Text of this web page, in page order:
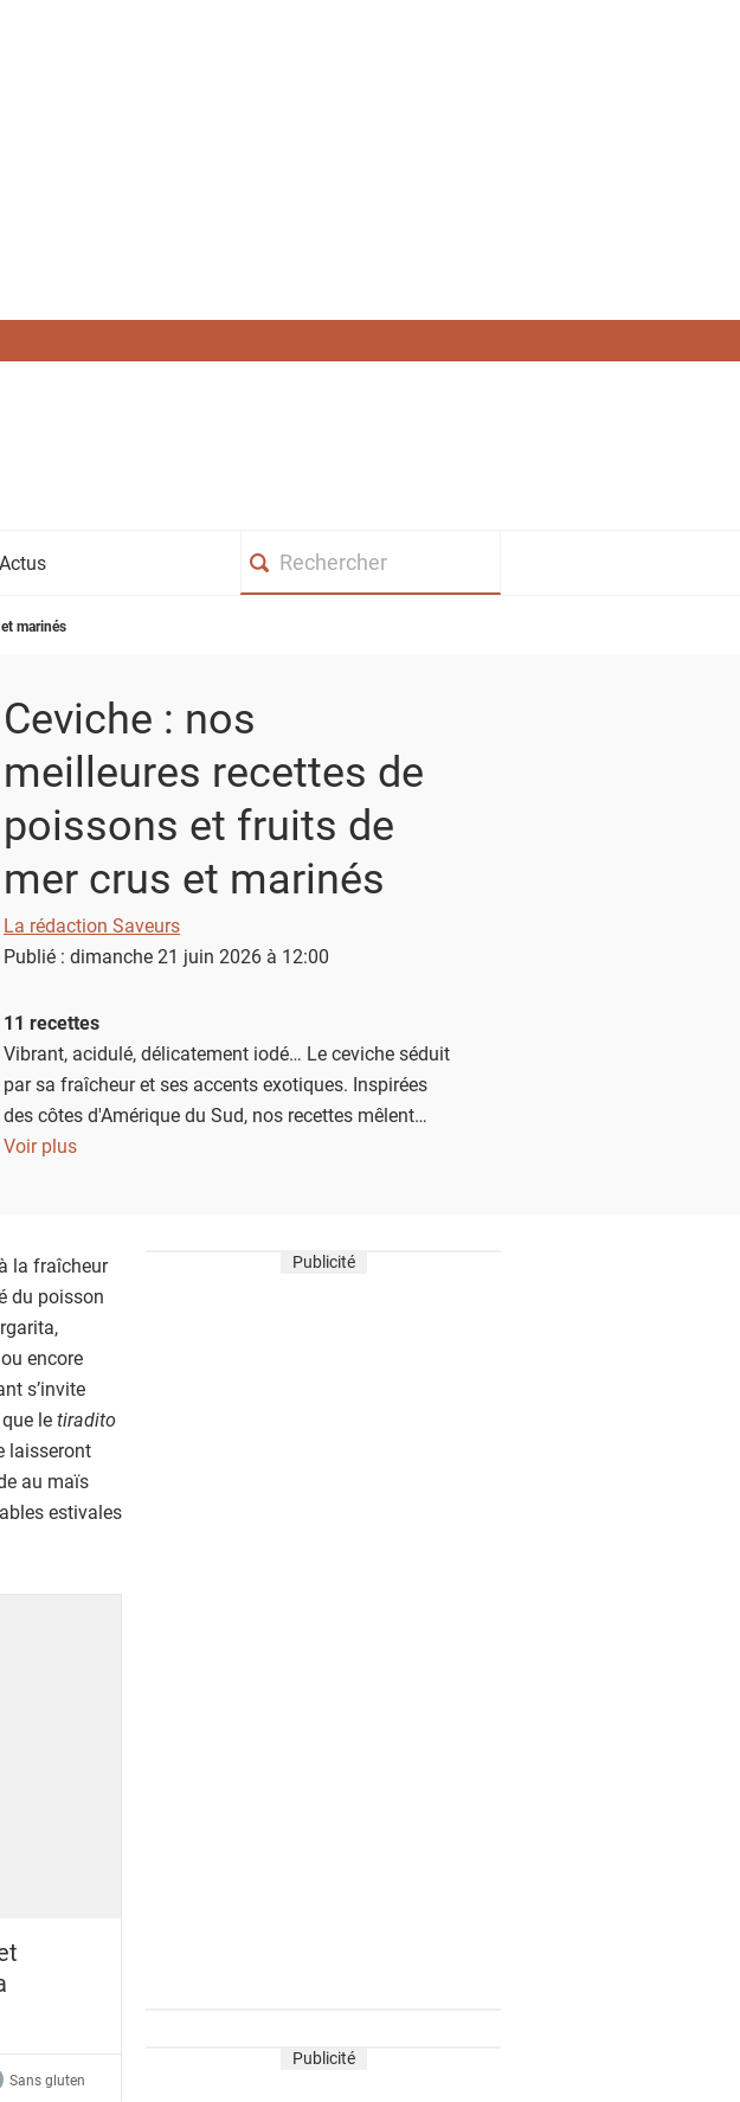
Actus
marinés
Ceviche : nos
meilleures recettes de
poissons et fruits de
mer crus et marinés
La rédaction Saveurs
Publié : dimanche 21 juin 2026 à 12:00
11 recettes
Vibrant, acidulé, délicatement iodé… Le ceviche séduit
par sa fraîcheur et ses accents exotiques. Inspirées
des côtes d'Amérique du Sud, nos recettes mêlent
poissons crus, agrumes et épices pour une explosion
Voir plus
la fraîcheur
du poisson
encore
s’invite
letiradito
laisseront
au maïs
estivales
Sans gluten
Publicité
Publicité